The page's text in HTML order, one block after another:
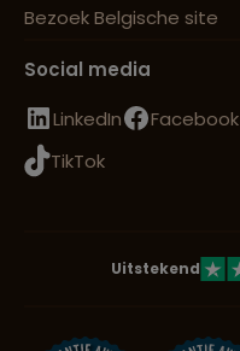
Bezoek Belgische site
Social media
LinkedIn
Facebook
TikTok
Uitstekend